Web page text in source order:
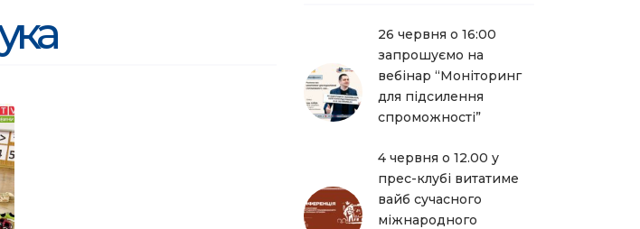
26 червня о 16:00
запрошуємо на
вебінар “Моніторинг
для підсилення
спроможності”
4 червня о 12.00 у
прес-клубі витатиме
вайб сучасного
міжнародного